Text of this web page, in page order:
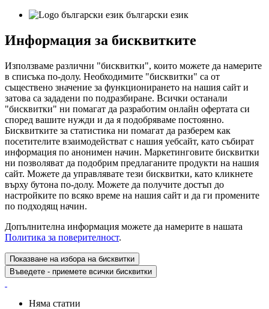
български език
Информация за бисквитките
Използваме различни "бисквитки", които можете да намерите
в списъка по-долу. Необходимите "бисквитки" са от
съществено значение за функционирането на нашия сайт и
затова са зададени по подразбиране. Всички останали
"бисквитки" ни помагат да разработим онлайн офертата си
според вашите нужди и да я подобряваме постоянно.
Бисквитките за статистика ни помагат да разберем как
посетителите взаимодействат с нашия уебсайт, като събират
информация по анонимен начин. Маркетинговите бисквитки
ни позволяват да подобрим предлаганите продукти на нашия
сайт. Можете да управлявате тези бисквитки, като кликнете
върху бутона по-долу. Можете да получите достъп до
настройките по всяко време на нашия сайт и да ги промените
по подходящ начин.
Допълнителна информация можете да намерите в нашата
Политика за поверителност.
Показване на избора на бисквитки
Въведете - приемете всички бисквитки
Няма статии